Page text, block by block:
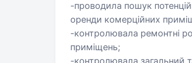
-проводила пошук
оренди комерційних
-контролювала ремонтні
приміщень;
-контролювала загальний